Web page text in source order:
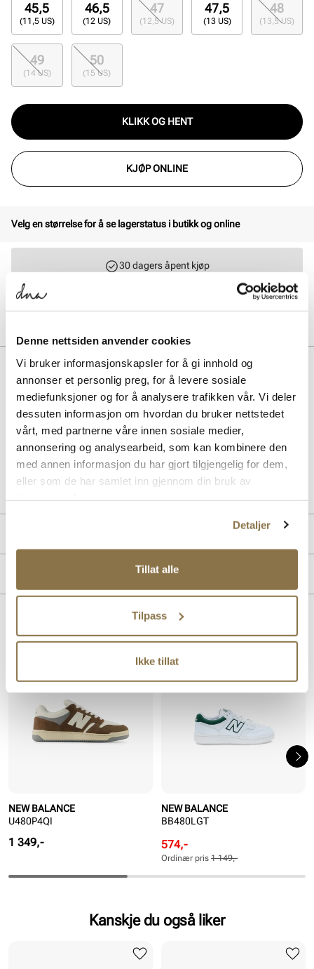
Denne nettsiden anvender cookies
Vi bruker informasjonskapsler for å gi innhold og
annonser et personlig preg, for å levere sosiale
mediefunksjoner og for å analysere trafikken vår. Vi deler
dessuten informasjon om hvordan du bruker nettstedet
vårt, med partnerne våre innen sosiale medier,
annonsering og analysearbeid, som kan kombinere den
med annen informasjon du har gjort tilgjengelig for dem,
eller som de har samlet inn gjennom din bruk av
Detaljer
Tillat alle
Tilpass
Ikke tillat
45,5
(11,5 US)
46,5
(12 US)
47
(12,5 US)
47,5
(13 US)
48
(13,5 US)
49
(14 US)
50
(15 US)
KLIKK OG HENT
KJØP ONLINE
Velg en størrelse for å se lagerstatus i butikk og online
30 dagers åpent kjøp
Gratis retur i butikk
BESKRIVELSE
New Balance BB480 er en klassisk og kul court sneaker med
referanser til den retro basket-looken. Upper i skinn og yttersåle i
gummi viser kvaliteten i alle elementene i skoen og gjør denne stylen
til en sikkert valg om man ønsker en anvendelig og kul sneaker.
Lev. art. nr
BB480PEN
Semsket skinn, Syntetisk
Innersåle:Textil
NEW BALANCE
U480P4QI
Pris
1 349,-
NEW BALANCE
BB480LGT
Rabattert
pris
Pris
574,-
Ordinær
pris
Pris
Ordinær pris 1 149,-
SALG
Kanskje du også liker